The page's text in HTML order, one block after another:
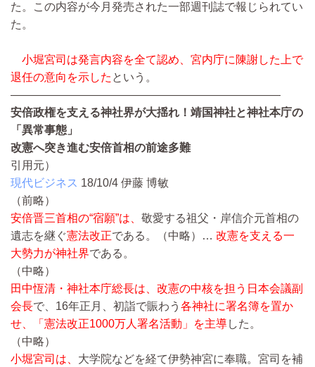
た。この内容が今月発売された一部週刊誌で報じられてい
た。
小堀宮司は発言内容を全て認め、宮内庁に陳謝した上で
退任の意向を示した という。
————————————————————————
安倍政権を支える神社界が大揺れ！靖国神社と神社本庁の
「異常事態」
改憲へ突き進む安倍首相の前途多難
引用元）
現代ビジネス 18/10/4 伊藤 博敏
（前略）
安倍晋三首相の“宿願”は、 敬愛する祖父・岸信介元首相の
遺志を継ぐ憲法改正である。 （中略）… 改憲を支える一
大勢力が神社界である。
（中略）
田中恆清・神社本庁総長は、改憲の中核を担う日本会議副
会長で、16年正月、初詣で賑わう 各神社に署名簿を置か
せ、「憲法改正1000万人署名活動」を主導した。
（中略）
小堀宮司は、 大学院などを経て伊勢神宮に奉職。宮司を補